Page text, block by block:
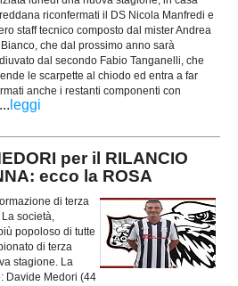
riconfermati il DS Nicola Manfredi e
staff tecnico composto dal mister Andrea
Bianco, che dal prossimo anno sarà
dal secondo Fabio Tanganelli, che
le scarpette al chiodo ed entra a far
anche i restanti componenti con
... leggi
per il RILANCIO
ecco la ROSA
di terza
società,
popoloso di tutte
di terza
stagione. La
Davide Medori (44